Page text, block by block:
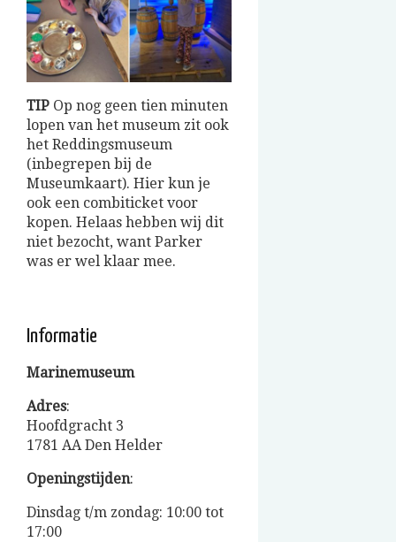
TIP Op nog geen tien minuten
lopen van het museum zit ook
het Reddingsmuseum
(inbegrepen bij de
Museumkaart). Hier kun je
ook een combiticket voor
kopen. Helaas hebben wij dit
niet bezocht, want Parker
was er wel klaar mee.
Informatie
Marinemuseum
Adres:
Hoofdgracht 3
1781 AA Den Helder
Openingstijden:
Dinsdag t/m zondag: 10:00 tot
17:00